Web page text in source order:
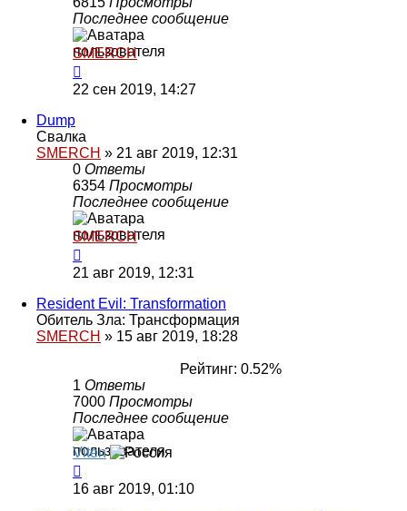
Последнее сообщение
SMERCH
22 сен 2019, 14:27
Dump
Свалка
SMERCH » 21 авг 2019, 12:31
0 Ответы
6354 Просмотры
Последнее сообщение
SMERCH
21 авг 2019, 12:31
Resident Evil: Transformation
Обитель Зла: Трансформация
SMERCH » 15 авг 2019, 18:28
Рейтинг: 0.52%
1 Ответы
7000 Просмотры
Последнее сообщение
Viten
16 авг 2019, 01:10